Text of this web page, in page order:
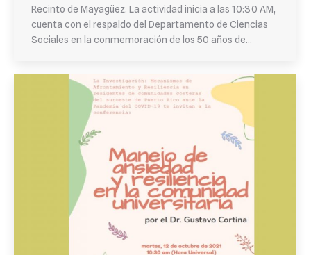
Recinto de Mayagüez. La actividad inicia a las 10:30 AM,
cuenta con el respaldo del Departamento de Ciencias
Sociales en la conmemoración de los 50 años de…